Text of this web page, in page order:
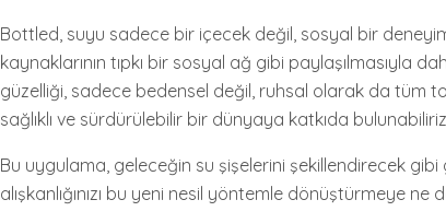
Bottled, suyu sadece bir içecek değil, sosyal bir
kaynaklarının tıpkı bir sosyal ağ gibi paylaşılmasıyla
güzelliği, sadece bedensel değil, ruhsal olarak da tüm
sağlıklı ve sürdürülebilir bir dünyaya katkıda
Bu uygulama, geleceğin su şişelerini şekillendirecek
alışkanlığınızı bu yeni nesil yöntemle dönüştürmeye ne